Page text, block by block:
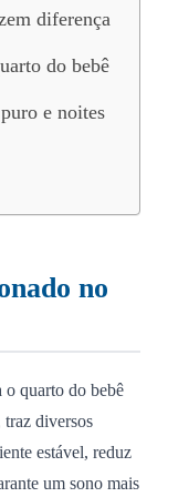
diferença
do bebê
e noites
no
o quarto do bebê
diversos
estável, reduz
um sono mais